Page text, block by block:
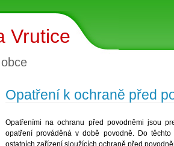
Vrutice
Opatření k ochraně před
Opatřeními na ochranu před povodněmi jsou
opatření prováděná v době povodně. Do
ostatních zařízení sloužících ochraně před